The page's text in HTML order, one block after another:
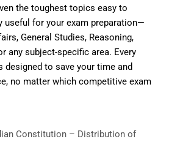
the toughest topics easy to
useful for your exam preparation—
General Studies, Reasoning,
any subject-specific area. Every
designed to save your time and
no matter which competitive exam
Constitution – Distribution of